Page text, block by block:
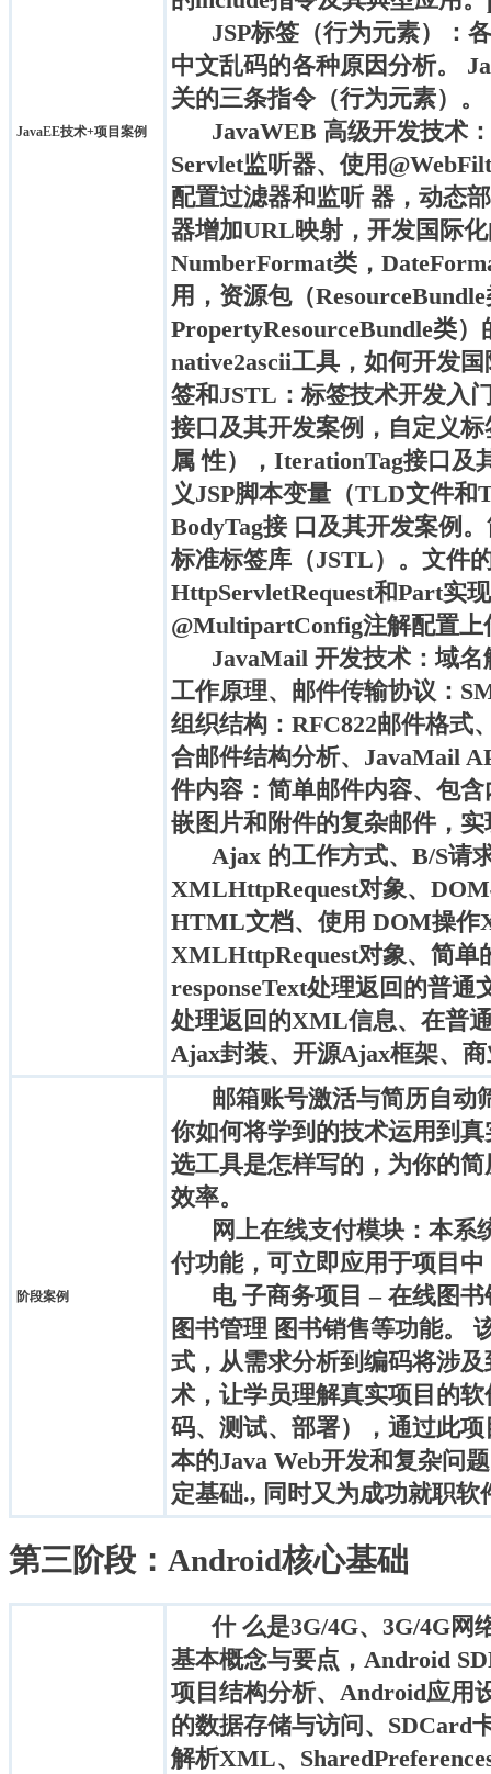
JavaEE技术+项目案例
JSP标签（行为元素）：
中文乱码的各种原因分析。
关的三条指令（行为元素）。
JavaWEB 高级开发技术
Servlet监听器、使用
配置过滤器和监听 器，动态
器增加URL映射，开发国际
NumberFormat类，
用，资源包（
PropertyResourceBundle类
native2ascii工具，如何开发
签和JSTL：标签技术开发入
接口及其开发案例，自定义
属 性），IterationTag接口及
义JSP脚本变量（TLD文件
BodyTag接 口及其开发案例
标准标签库（JSTL）。文件
HttpServletRequest和Part实
@MultipartConfig注解配置上
JavaMail 开发技术：域
工作原理、邮件传输协议：
组织结构：RFC822邮件格
合邮件结构分析、JavaMail
件内容：简单邮件内容、包
嵌图片和附件的复杂邮件，
Ajax 的工作方式、B/S请
XMLHttpRequest对象、
HTML文档、使用 DOM操作
XMLHttpRequest对象、简单
responseText处理返回的普
处理返回的XML信息、在普
Ajax封装、开源Ajax框架、
阶段案例
邮箱账号激活与简历自动
你如何将学到的技术运用到
选工具是怎样写的，为你的
效率。
网上在线支付模块：本系
付功能，可立即应用于项目中
电 子商务项目 – 在线图
图书管理 图书销售等功能。
式，从需求分析到编码将涉
术，让学员理解真实项目的
码、测试、部署），通过此
本的Java Web开发和复杂问
定基础., 同时又为成功就职
第三阶段：Android核心基础
什 么是3G/4G、3G/4G
基本概念与要点，Android
项目结构分析、Android应用
的数据存储与访问、SDCard
解析XML、